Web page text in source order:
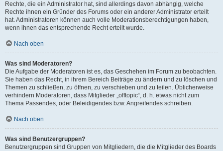
Rechte, die ein Administrator hat, sind allerdings davon abhängig, welche
Rechte ihnen ein Gründer des Forums oder ein anderer Administrator erteilt
hat. Administratoren können auch volle Moderationsberechtigungen haben,
wenn ihnen das entsprechende Recht erteilt wurde.
Nach oben
Was sind Moderatoren?
Die Aufgabe der Moderatoren ist es, das Geschehen im Forum zu beobachten.
Sie haben das Recht, in ihrem Bereich Beiträge zu ändern und zu löschen und
Themen zu schließen, zu öffnen, zu verschieben und zu teilen. Üblicherweise
verhindern Moderatoren, dass Mitglieder „offtopic“, d. h. etwas nicht zum
Thema Passendes, oder Beleidigendes bzw. Angreifendes schreiben.
Nach oben
Was sind Benutzergruppen?
Benutzergruppen sind Gruppen von Mitgliedern, die die Mitglieder des Boards